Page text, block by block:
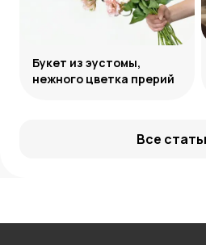
Все
Букет из эустомы,
нежного цветка прерий